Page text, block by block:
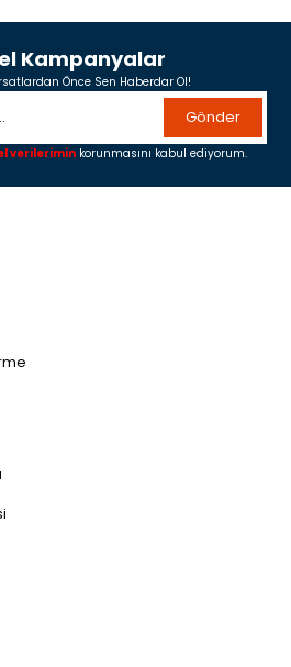
Kampanyalar
Önce Sen Haberdar Ol!
Gönder
verilerimin korunmasını kabul ediyorum.